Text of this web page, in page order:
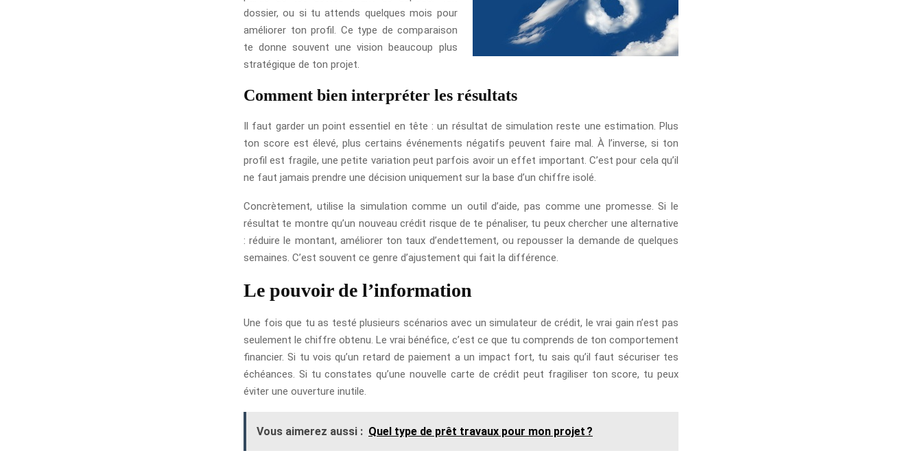
dossier, ou si tu attends quelques mois pour
améliorer ton profil. Ce type de comparaison
te donne souvent une vision beaucoup plus
stratégique de ton projet.
Comment bien interpréter les résultats
Il faut garder un point essentiel en tête : un résultat de simulation reste une estimation. Plus
ton score est élevé, plus certains événements négatifs peuvent faire mal. À l’inverse, si ton
profil est fragile, une petite variation peut parfois avoir un effet important. C’est pour cela qu’il
ne faut jamais prendre une décision uniquement sur la base d’un chiffre isolé.
Concrètement, utilise la simulation comme un outil d’aide, pas comme une promesse. Si le
résultat te montre qu’un nouveau crédit risque de te pénaliser, tu peux chercher une alternative
: réduire le montant, améliorer ton taux d’endettement, ou repousser la demande de quelques
semaines. C’est souvent ce genre d’ajustement qui fait la différence.
Le pouvoir de l’information
Une fois que tu as testé plusieurs scénarios avec un simulateur de crédit, le vrai gain n’est pas
seulement le chiffre obtenu. Le vrai bénéfice, c’est ce que tu comprends de ton comportement
financier. Si tu vois qu’un retard de paiement a un impact fort, tu sais qu’il faut sécuriser tes
échéances. Si tu constates qu’une nouvelle carte de crédit peut fragiliser ton score, tu peux
éviter une ouverture inutile.
Vous aimerez aussi : Quel type de prêt travaux pour mon projet ?